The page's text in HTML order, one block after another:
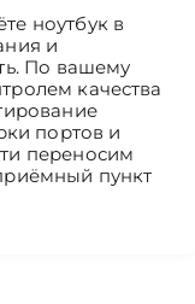
ноутбук в
и
По вашему
качества
портов и
переносим
пункт